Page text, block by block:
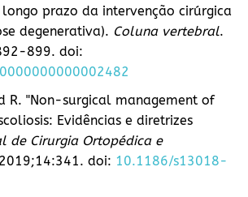
prazo da intervenção cirúrgica
degenerativa). Coluna vertebral.
899. doi:
R. "Non-surgical management of
Evidências e diretrizes
de Cirurgia Ortopédica e
doi: 10.1186/s13018-